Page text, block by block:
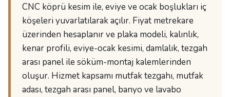
CNC köprü kesim ile, eviye ve ocak boşlukları iç
köşeleri yuvarlatılarak açılır. Fiyat metrekare
üzerinden hesaplanır ve plaka modeli, kalınlık,
kenar profili, eviye-ocak kesimi, damlalık, tezgah
arası panel ile söküm-montaj kalemlerinden
oluşur. Hizmet kapsamı mutfak tezgahı, mutfak
adası, tezgah arası panel, banyo ve lavabo